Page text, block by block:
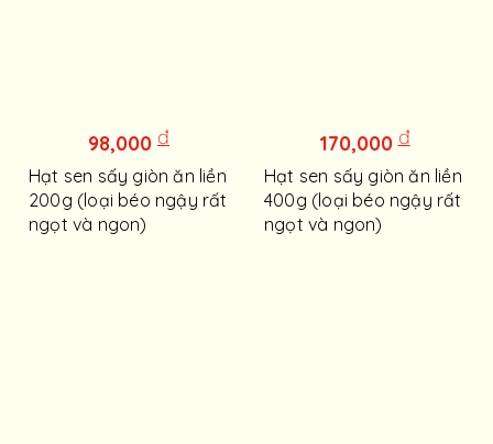
98,000 đ
Hạt sen sấy giòn ăn liền
200g (loại béo ngậy rất
ngọt và ngon)
170,000 đ
Hạt sen sấy giòn ăn liền
400g (loại béo ngậy rất
ngọt và ngon)